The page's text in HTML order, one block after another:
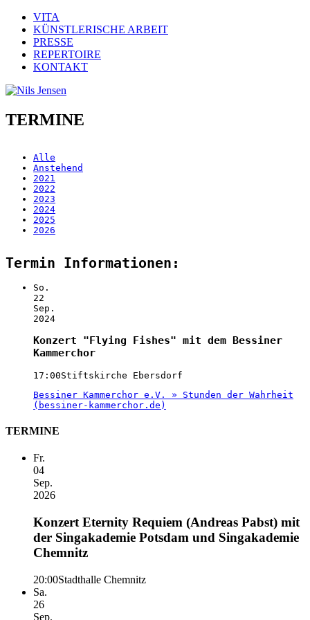
VITA
KÜNSTLERISCHE ARBEIT
PRESSE
REPERTOIRE
KONTAKT
TERMINE
Alle
Anstehend
2021
2022
2023
2024
2025
2026
Termin Informationen:
So.
22
Sep.
2024
Konzert "Flying Fishes" mit dem Bessiner
Kammerchor
17:00Stiftskirche Ebersdorf
Bessiner Kammerchor e.V. » Stunden der Wahrheit
(bessiner-kammerchor.de)
TERMINE
Fr.
04
Sep.
2026
Konzert Eternity Requiem (Andreas Pabst) mit
der Singakademie Potsdam und Singakademie
Chemnitz
20:00Stadthalle Chemnitz
Sa.
26
Sep.